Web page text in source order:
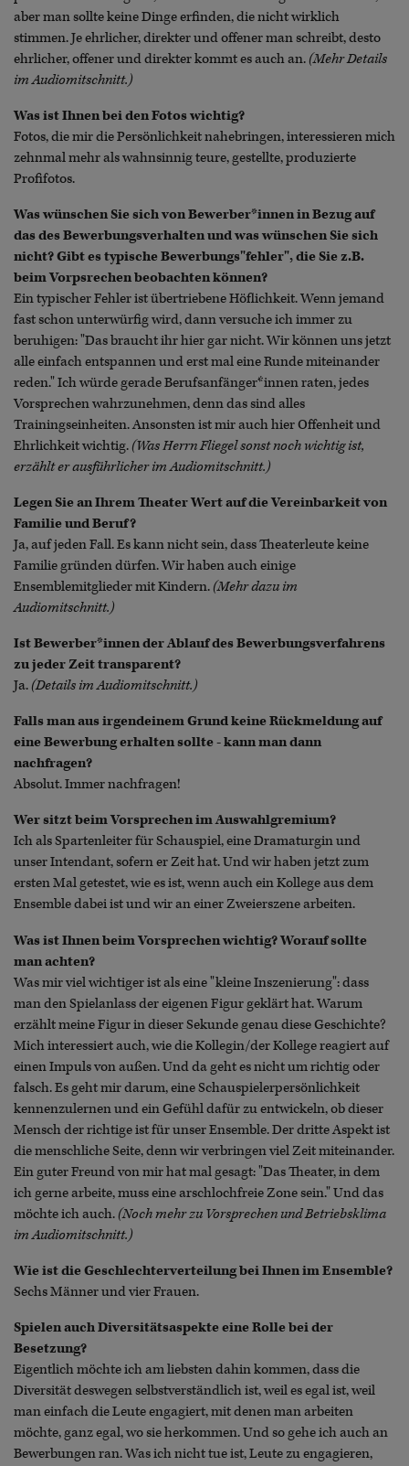
aber man sollte keine Dinge erfinden, die nicht wirklich
stimmen. Je ehrlicher, direkter und offener man schreibt, desto
ehrlicher, offener und direkter kommt es auch an. (Mehr Details
im Audiomitschnitt.)
Was ist Ihnen bei den Fotos wichtig?
Fotos, die mir die Persönlichkeit nahebringen, interessieren mich
zehnmal mehr als wahnsinnig teure, gestellte, produzierte
Profifotos.
Was wünschen Sie sich von Bewerber*innen in Bezug auf
das des Bewerbungsverhalten und was wünschen Sie sich
nicht? Gibt es typische Bewerbungs"fehler", die Sie z.B.
beim Vorpsrechen beobachten können?
Ein typischer Fehler ist übertriebene Höflichkeit. Wenn jemand
fast schon unterwürfig wird, dann versuche ich immer zu
beruhigen: "Das braucht ihr hier gar nicht. Wir können uns jetzt
alle einfach entspannen und erst mal eine Runde miteinander
reden." Ich würde gerade Berufsanfänger*innen raten, jedes
Vorsprechen wahrzunehmen, denn das sind alles
Trainingseinheiten. Ansonsten ist mir auch hier Offenheit und
Ehrlichkeit wichtig. (Was Herrn Fliegel sonst noch wichtig ist,
erzählt er ausführlicher im Audiomitschnitt.)
Legen Sie an Ihrem Theater Wert auf die Vereinbarkeit von
Familie und Beruf?
Ja, auf jeden Fall. Es kann nicht sein, dass Theaterleute keine
Familie gründen dürfen. Wir haben auch einige
Ensemblemitglieder mit Kindern. (Mehr dazu im
Audiomitschnitt.)
Ist Bewerber*innen der Ablauf des Bewerbungsverfahrens
zu jeder Zeit transparent?
Ja. (Details im Audiomitschnitt.)
Falls man aus irgendeinem Grund keine Rückmeldung auf
eine Bewerbung erhalten sollte - kann man dann
nachfragen?
Absolut. Immer nachfragen!
Wer sitzt beim Vorsprechen im Auswahlgremium?
Ich als Spartenleiter für Schauspiel, eine Dramaturgin und
unser Intendant, sofern er Zeit hat. Und wir haben jetzt zum
ersten Mal getestet, wie es ist, wenn auch ein Kollege aus dem
Ensemble dabei ist und wir an einer Zweierszene arbeiten.
Was ist Ihnen beim Vorsprechen wichtig? Worauf sollte
man achten?
Was mir viel wichtiger ist als eine "kleine Inszenierung": dass
man den Spielanlass der eigenen Figur geklärt hat. Warum
erzählt meine Figur in dieser Sekunde genau diese Geschichte?
Mich interessiert auch, wie die Kollegin/der Kollege reagiert auf
einen Impuls von außen. Und da geht es nicht um richtig oder
falsch. Es geht mir darum, eine Schauspielerpersönlichkeit
kennenzulernen und ein Gefühl dafür zu entwickeln, ob dieser
Mensch der richtige ist für unser Ensemble. Der dritte Aspekt ist
die menschliche Seite, denn wir verbringen viel Zeit miteinander.
Ein guter Freund von mir hat mal gesagt: "Das Theater, in dem
ich gerne arbeite, muss eine arschlochfreie Zone sein." Und das
möchte ich auch. (Noch mehr zu Vorsprechen und Betriebsklima
im Audiomitschnitt.)
Wie ist die Geschlechterverteilung bei Ihnen im Ensemble?
Sechs Männer und vier Frauen.
Spielen auch Diversitätsaspekte eine Rolle bei der
Besetzung?
Eigentlich möchte ich am liebsten dahin kommen, dass die
Diversität deswegen selbstverständlich ist, weil es egal ist, weil
man einfach die Leute engagiert, mit denen man arbeiten
möchte, ganz egal, wo sie herkommen. Und so gehe ich auch an
Bewerbungen ran. Was ich nicht tue ist, Leute zu engagieren,